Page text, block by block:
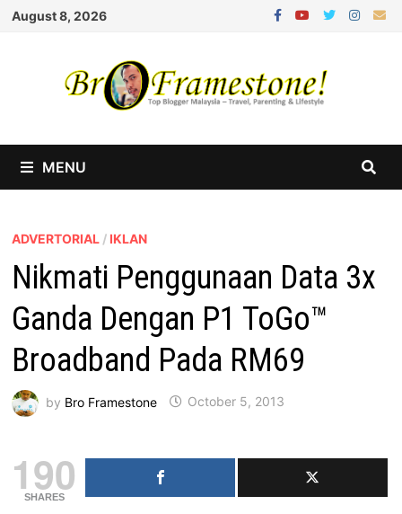
Skip
August 8, 2026
MENU
ADVERTORIAL / IKLAN
Nikmati Penggunaan Data 3x
Ganda Dengan P1 ToGo™
Broadband Pada RM69
by Bro Framestone October 5, 2013
190
SHARES